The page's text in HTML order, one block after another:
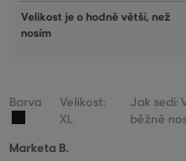
Velikost je o hodně větší, než
nosím
Barva
Velikost:
XL
Jak sedí:
běžně
Marketa B.